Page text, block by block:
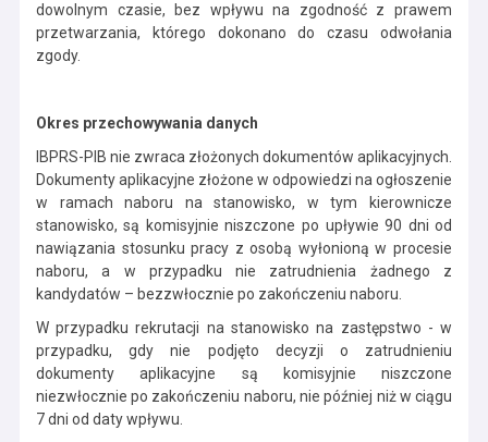
dowolnym czasie, bez wpływu na zgodność z prawem
przetwarzania, którego dokonano do czasu odwołania
zgody.
Okres przechowywania danych
IBPRS-PIB nie zwraca złożonych dokumentów aplikacyjnych.
Dokumenty aplikacyjne złożone w odpowiedzi na ogłoszenie
w ramach naboru na stanowisko, w tym kierownicze
stanowisko, są komisyjnie niszczone po upływie 90 dni od
nawiązania stosunku pracy z osobą wyłonioną w procesie
naboru, a w przypadku nie zatrudnienia żadnego z
kandydatów – bezzwłocznie po zakończeniu naboru.
W przypadku rekrutacji na stanowisko na zastępstwo - w
przypadku, gdy nie podjęto decyzji o zatrudnieniu
dokumenty aplikacyjne są komisyjnie niszczone
niezwłocznie po zakończeniu naboru, nie później niż w ciągu
7 dni od daty wpływu.